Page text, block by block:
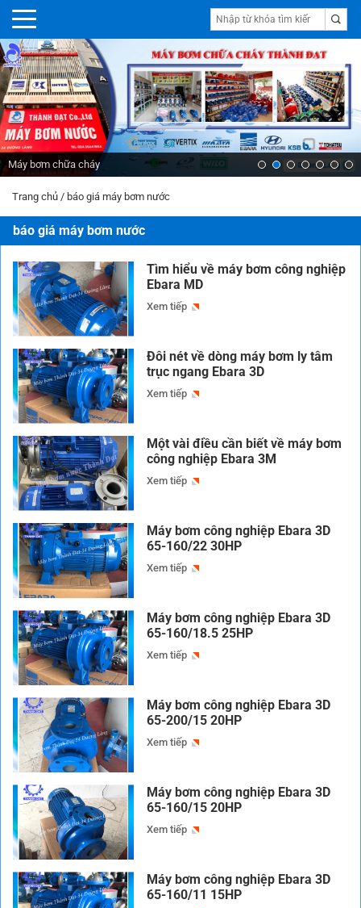
Máy bơm chữa cháy
Trang chủ / báo giá máy bơm nước
báo giá máy bơm nước
Tìm hiểu về máy bơm công nghiệp
Ebara MD
Xem tiếp
Đôi nét về dòng máy bơm ly tâm
trục ngang Ebara 3D
Xem tiếp
Một vài điều cần biết về máy bơm
công nghiệp Ebara 3M
Xem tiếp
Máy bơm công nghiệp Ebara 3D
65-160/22 30HP
Xem tiếp
Máy bơm công nghiệp Ebara 3D
65-160/18.5 25HP
Xem tiếp
Máy bơm công nghiệp Ebara 3D
65-200/15 20HP
Xem tiếp
Máy bơm công nghiệp Ebara 3D
65-160/15 20HP
Xem tiếp
Máy bơm công nghiệp Ebara 3D
65-160/11 15HP